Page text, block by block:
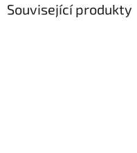
Související produkty